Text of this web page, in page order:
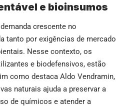
e bioinsumos
crescente no
tanto por exigências de mercado
Nesse contexto, os
e biodefensivos, estão
como destaca Aldo Vendramin,
naturais ajuda a preservar a
de químicos e atender a